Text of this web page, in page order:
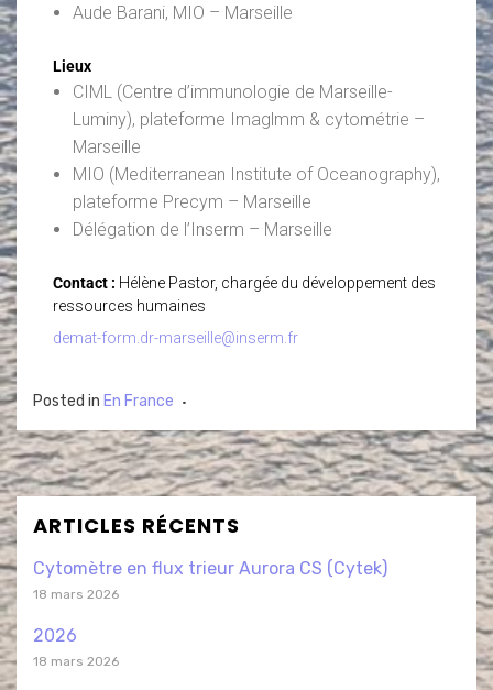
Aude Barani, MIO – Marseille
Lieux
CIML (Centre d’immunologie de Marseille-
Luminy), plateforme Imaglmm & cytométrie –
Marseille
MIO (Mediterranean Institute of Oceanography),
plateforme Precym – Marseille
Délégation de l’Inserm – Marseille
Contact : Hélène Pastor, chargée du développement des
ressources humaines
demat-form.dr-marseille@inserm.fr
Posted in En France
ARTICLES RÉCENTS
Cytomètre en flux trieur Aurora CS (Cytek)
18 mars 2026
2026
18 mars 2026